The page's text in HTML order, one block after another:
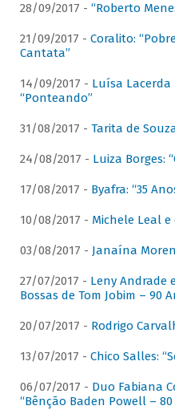
28/09/2017 - “Roberto
21/09/2017 - Coralito:
Cantata”
14/09/2017 - Luísa Lacerda
“Ponteando”
31/08/2017 - Tarita de
24/08/2017 - Luiza Borges:
17/08/2017 - Byafra: “35
10/08/2017 - Michele Leal e
03/08/2017 - Janaína
27/07/2017 - Leny Andrade
Bossas de Tom Jobim – 90
20/07/2017 - Rodrigo
13/07/2017 - Chico Salles:
06/07/2017 - Duo Fabiana
“Bênção Baden Powell – 80